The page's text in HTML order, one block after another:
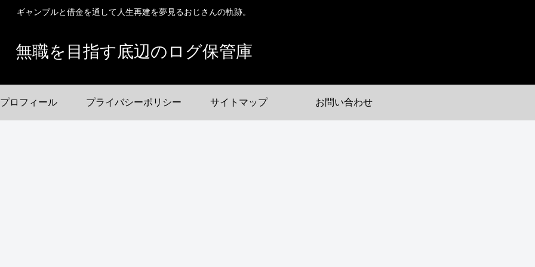
ギャンブルと借金を通して人生再建を夢見るおじさんの軌跡。
無職を目指す底辺のログ保管庫
プロフィール プライバシーポリシー サイトマップ お問い合わせ